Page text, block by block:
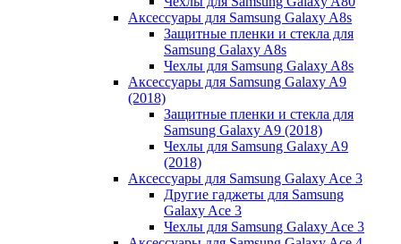
Аксессуары для Samsung Galaxy A8s
Защитные пленки и стекла для
Samsung Galaxy A8s
Чехлы для Samsung Galaxy A8s
Аксессуары для Samsung Galaxy A9
(2018)
Защитные пленки и стекла для
Samsung Galaxy A9 (2018)
Чехлы для Samsung Galaxy A9
(2018)
Аксессуары для Samsung Galaxy Ace 3
Другие гаджеты для Samsung
Galaxy Ace 3
Чехлы для Samsung Galaxy Ace 3